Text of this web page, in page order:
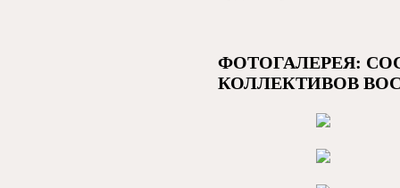
ФОТОГАЛЕРЕЯ:
КОЛЛЕКТИВОВ